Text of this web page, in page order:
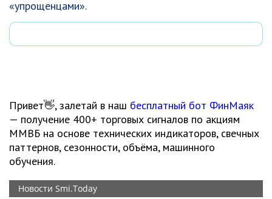
«упрощенцами».
Привет👋, залетай в наш бесплатный бот ФинМаяк
— получение 400+ торговых сигналов по акциям
ММВБ на основе технических индикаторов, свечных
паттернов, сезонности, объёма, машинного
обучения.